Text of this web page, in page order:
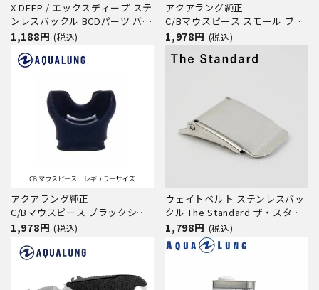
X DEEP / エックスディープ ステ
ンレスバックル BCDパーツ バッ
クマウント バックフロート テッ
ーツ
1,188円 (税込)
アクアラング純正
C/Bマウスピース スモール ブラ
ックシリコン AQUALUNG/アク
スピース
1,978円 (税込)
アクアラング純正
C/Bマウスピース ブラックシリ
コン AQUALUNG/アクアラング
1,978円 (税込)
ウェイトベルト ステンレスバッ
クル The Standard ザ・スタン
ダード バックル ステンレス製
ダイビング アクセサリー パーツ
1,798円 (税込)